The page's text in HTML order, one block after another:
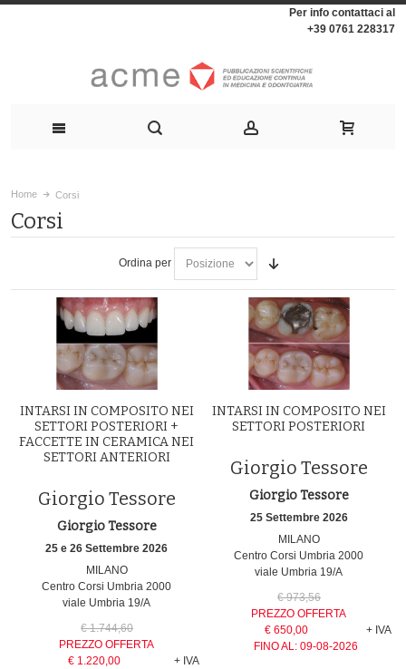
Per info contattaci al
+39 0761 228317
Home Corsi
Corsi
Ordina per
INTARSI IN COMPOSITO NEI
SETTORI POSTERIORI +
FACCETTE IN CERAMICA NEI
SETTORI ANTERIORI
Giorgio Tessore
Giorgio Tessore
25 e 26 Settembre 2026
MILANO
Centro Corsi Umbria 2000
viale Umbria 19/A
€ 1.744,60
PREZZO OFFERTA
+ IVA
€ 1.220,00
INTARSI IN COMPOSITO NEI
SETTORI POSTERIORI
Giorgio Tessore
Giorgio Tessore
25 Settembre 2026
MILANO
Centro Corsi Umbria 2000
viale Umbria 19/A
€ 973,56
PREZZO OFFERTA
+ IVA
€ 650,00
FINO AL:09-08-2026